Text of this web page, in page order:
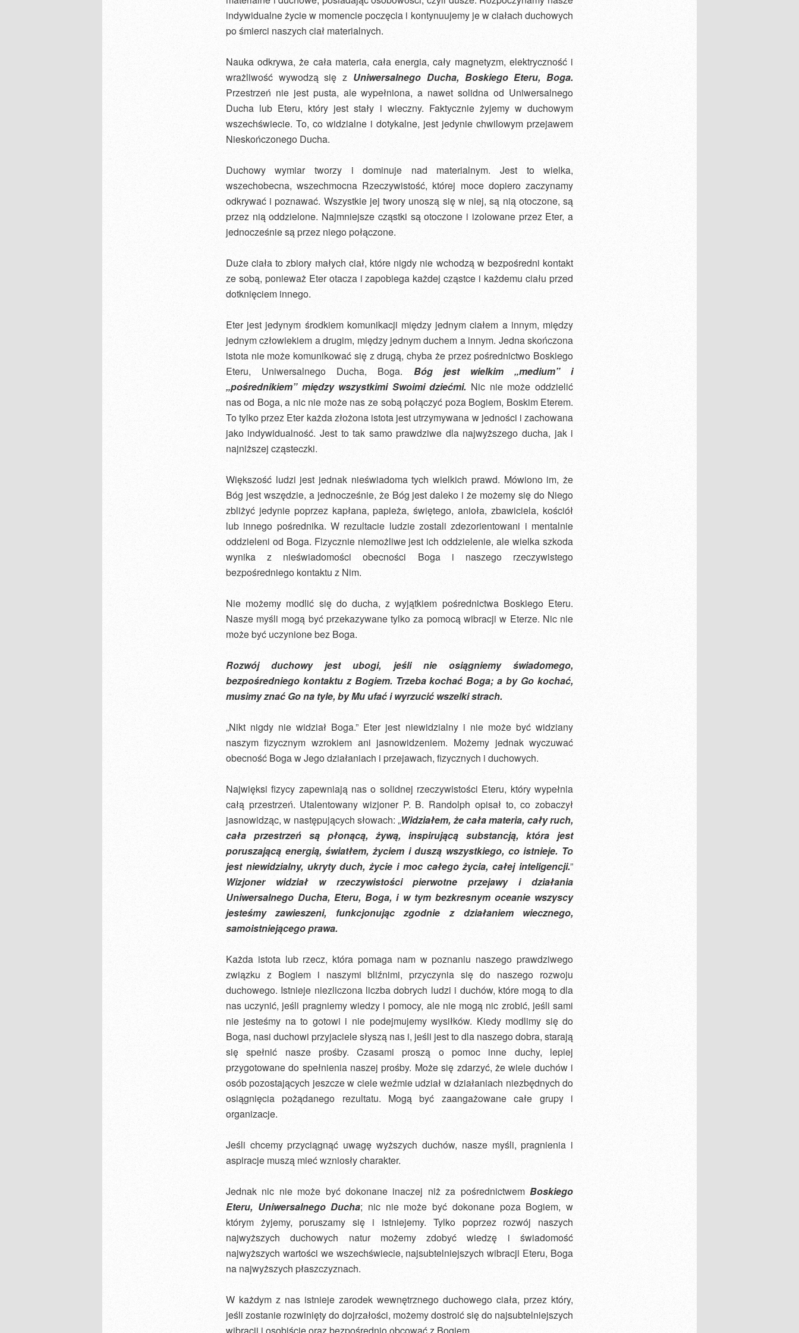
indywidualne życie w momencie poczęcia i kontynuujemy je w ciałach duchowych
po śmierci naszych ciał materialnych.
Nauka odkrywa, że cała materia, cała energia, cały magnetyzm, elektryczność i
wrażliwość wywodzą się z Uniwersalnego Ducha, Boskiego Eteru, Boga.
Przestrzeń nie jest pusta, ale wypełniona, a nawet solidna od Uniwersalnego
Ducha lub Eteru, który jest stały i wieczny. Faktycznie żyjemy w duchowym
wszechświecie. To, co widzialne i dotykalne, jest jedynie chwilowym przejawem
Nieskończonego Ducha.
Duchowy wymiar tworzy i dominuje nad materialnym. Jest to wielka,
wszechobecna, wszechmocna Rzeczywistość, której moce dopiero zaczynamy
odkrywać i poznawać. Wszystkie jej twory unoszą się w niej, są nią otoczone, są
przez nią oddzielone. Najmniejsze cząstki są otoczone i izolowane przez Eter, a
jednocześnie są przez niego połączone.
Duże ciała to zbiory małych ciał, które nigdy nie wchodzą w bezpośredni kontakt
ze sobą, ponieważ Eter otacza i zapobiega każdej cząstce i każdemu ciału przed
dotknięciem innego.
Eter jest jedynym środkiem komunikacji między jednym ciałem a innym, między
jednym człowiekiem a drugim, między jednym duchem a innym. Jedna skończona
istota nie może komunikować się z drugą, chyba że przez pośrednictwo Boskiego
Eteru, Uniwersalnego Ducha, Boga. Bóg jest wielkim „medium” i
„pośrednikiem” między wszystkimi Swoimi dziećmi. Nic nie może oddzielić
nas od Boga, a nic nie może nas ze sobą połączyć poza Bogiem, Boskim Eterem.
To tylko przez Eter każda złożona istota jest utrzymywana w jedności i zachowana
jako indywidualność. Jest to tak samo prawdziwe dla najwyższego ducha, jak i
najniższej cząsteczki.
Większość ludzi jest jednak nieświadoma tych wielkich prawd. Mówiono im, że
Bóg jest wszędzie, a jednocześnie, że Bóg jest daleko i że możemy się do Niego
zbliżyć jedynie poprzez kapłana, papieża, świętego, anioła, zbawiciela, kościół
lub innego pośrednika. W rezultacie ludzie zostali zdezorientowani i mentalnie
oddzieleni od Boga. Fizycznie niemożliwe jest ich oddzielenie, ale wielka szkoda
wynika z nieświadomości obecności Boga i naszego rzeczywistego
bezpośredniego kontaktu z Nim.
Nie możemy modlić się do ducha, z wyjątkiem pośrednictwa Boskiego Eteru.
Nasze myśli mogą być przekazywane tylko za pomocą wibracji w Eterze. Nic nie
może być uczynione bez Boga.
Rozwój duchowy jest ubogi, jeśli nie osiągniemy świadomego,
bezpośredniego kontaktu z Bogiem. Trzeba kochać Boga; a by Go kochać,
musimy znać Go na tyle, by Mu ufać i wyrzucić wszelki strach.
„Nikt nigdy nie widział Boga.” Eter jest niewidzialny i nie może być widziany
naszym fizycznym wzrokiem ani jasnowidzeniem. Możemy jednak wyczuwać
obecność Boga w Jego działaniach i przejawach, fizycznych i duchowych.
Najwięksi fizycy zapewniają nas o solidnej rzeczywistości Eteru, który wypełnia
całą przestrzeń. Utalentowany wizjoner P. B. Randolph opisał to, co zobaczył
jasnowidząc, w następujących słowach: „Widziałem, że cała materia, cały ruch,
cała przestrzeń są płonącą, żywą, inspirującą substancją, która jest
poruszającą energią, światłem, życiem i duszą wszystkiego, co istnieje. To
jest niewidzialny, ukryty duch, życie i moc całego życia, całej inteligencji.”
Wizjoner widział w rzeczywistości pierwotne przejawy i działania
Uniwersalnego Ducha, Eteru, Boga, i w tym bezkresnym oceanie wszyscy
jesteśmy zawieszeni, funkcjonując zgodnie z działaniem wiecznego,
samoistniejącego prawa.
Każda istota lub rzecz, która pomaga nam w poznaniu naszego prawdziwego
związku z Bogiem i naszymi bliźnimi, przyczynia się do naszego rozwoju
duchowego. Istnieje niezliczona liczba dobrych ludzi i duchów, które mogą to dla
nas uczynić, jeśli pragniemy wiedzy i pomocy, ale nie mogą nic zrobić, jeśli sami
nie jesteśmy na to gotowi i nie podejmujemy wysiłków. Kiedy modlimy się do
Boga, nasi duchowi przyjaciele słyszą nas i, jeśli jest to dla naszego dobra, starają
się spełnić nasze prośby. Czasami proszą o pomoc inne duchy, lepiej
przygotowane do spełnienia naszej prośby. Może się zdarzyć, że wiele duchów i
osób pozostających jeszcze w ciele weźmie udział w działaniach niezbędnych do
osiągnięcia pożądanego rezultatu. Mogą być zaangażowane całe grupy i
organizacje.
Jeśli chcemy przyciągnąć uwagę wyższych duchów, nasze myśli, pragnienia i
aspiracje muszą mieć wzniosły charakter.
Jednak nic nie może być dokonane inaczej niż za pośrednictwemBoskiego
Eteru, Uniwersalnego Ducha; nic nie może być dokonane poza Bogiem, w
którym żyjemy, poruszamy się i istniejemy. Tylko poprzez rozwój naszych
najwyższych duchowych natur możemy zdobyć wiedzę i świadomość
najwyższych wartości we wszechświecie, najsubtelniejszych wibracji Eteru, Boga
na najwyższych płaszczyznach.
W każdym z nas istnieje zarodek wewnętrznego duchowego ciała, przez który,
jeśli zostanie rozwinięty do dojrzałości, możemy dostroić się do najsubtelniejszych